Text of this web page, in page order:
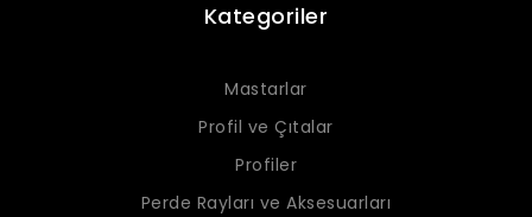
Kategoriler
Mastarlar
Profil ve Çıtalar
Profiler
Perde Rayları ve Aksesuarları